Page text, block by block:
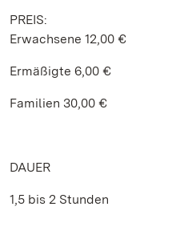
PREIS:
Erwachsene 12,00 €
Ermäßigte 6,00 €
Familien 30,00 €
DAUER
1,5 bis 2 Stunden